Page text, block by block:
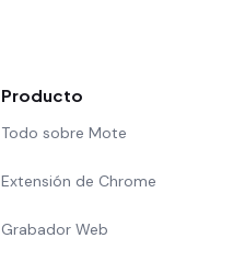
Producto
Todo sobre Mote
Extensión de Chrome
Grabador Web